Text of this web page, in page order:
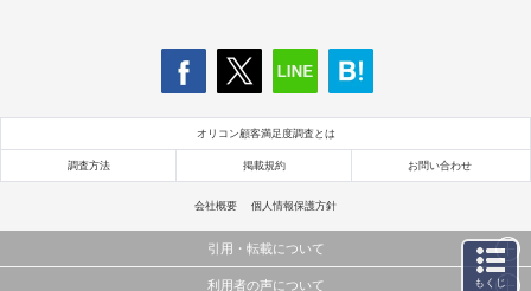
オリコン顧客満足度調査とは
調査方法 掲載規約 お問い合わせ
会社概要 個人情報保護方針
引用・転載について
利用者の声について もくじ